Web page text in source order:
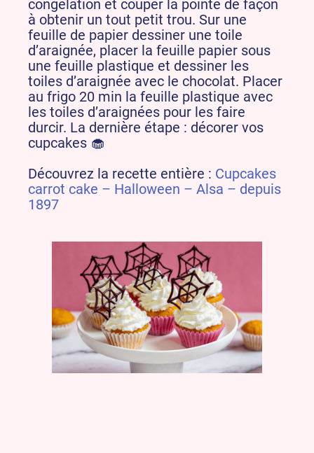
congélation et couper la pointe de façon
à obtenir un tout petit trou. Sur une
feuille de papier dessiner une toile
d’araignée, placer la feuille papier sous
une feuille plastique et dessiner les
toiles d’araignée avec le chocolat. Placer
au frigo 20 min la feuille plastique avec
les toiles d’araignées pour les faire
durcir. La dernière étape : décorer vos
cupcakes 🧁
Découvrez la recette entière : Cupcakes
carrot cake – Halloween – Alsa – depuis
1897